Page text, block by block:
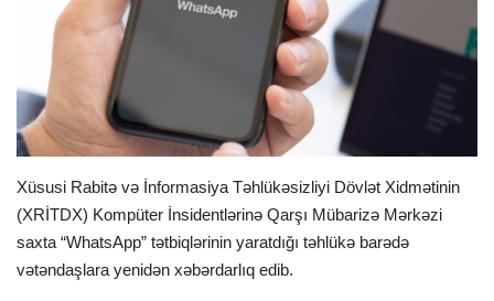
İDMAN
FORMULA 1
DÜNYA
ANALİTİKA
Multimedia
Xüsusi Rabitə və İnformasiya Təhlükəsizliyi Dövlət Xidmətinin
(XRİTDX) Kompüter İnsidentlərinə Qarşı Mübarizə Mərkəzi
saxta “WhatsApp” tətbiqlərinin yaratdığı təhlükə barədə
vətəndaşlara yenidən xəbərdarlıq edib.